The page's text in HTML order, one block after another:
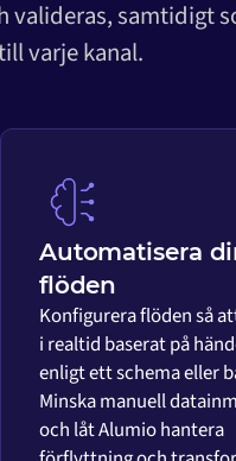
valideras, samtidigt
varje kanal.
Automatisera
flöden
Konfigurera flöden så
i realtid baserat på
enligt ett schema eller
Minska manuell
och låt Alumio hantera